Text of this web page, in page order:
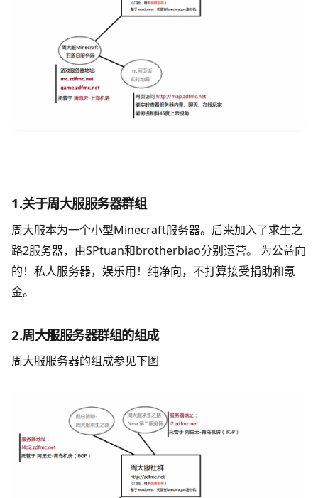
1.关于周大服服务器群组
周大服本为一个小型Minecraft服务器。后来加入了求生之
路2服务器，由SPtuan和brotherbiao分别运营。 为公益向
的！私人服务器，娱乐用！纯净向，不打算接受捐助和氪
金。
2.周大服服务器群组的组成
周大服服务器的组成参见下图